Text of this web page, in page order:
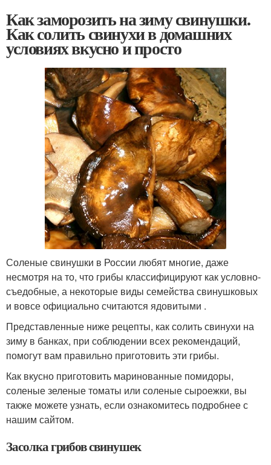
Как заморозить на зиму свинушки.
Как солить свинухи в домашних
условиях вкусно и просто
Соленые свинушки в России любят многие, даже
несмотря на то, что грибы классифицируют как условно-
съедобные, а некоторые виды семейства свинушковых
и вовсе официально считаются ядовитыми .
Представленные ниже рецепты, как солить свинухи на
зиму в банках, при соблюдении всех рекомендаций,
помогут вам правильно приготовить эти грибы.
Как вкусно приготовить маринованные помидоры,
соленые зеленые томаты или соленые сыроежки, вы
также можете узнать, если ознакомитесь подробнее с
нашим сайтом.
Засолка грибов свинушек